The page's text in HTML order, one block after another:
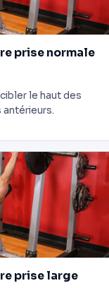
prise normale
le haut des
prise large